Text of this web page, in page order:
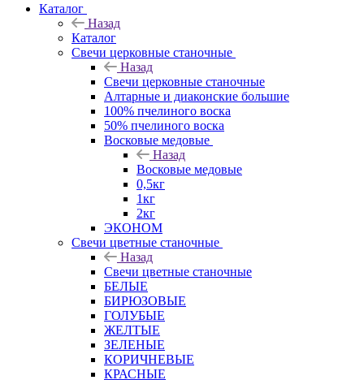
Каталог
Назад
Каталог
Свечи церковные станочные
Назад
Свечи церковные станочные
Алтарные и диаконские большие
100% пчелиного воска
50% пчелиного воска
Восковые медовые
Назад
Восковые медовые
0,5кг
1кг
2кг
ЭКОНОМ
Свечи цветные станочные
Назад
Свечи цветные станочные
БЕЛЫЕ
БИРЮЗОВЫЕ
ГОЛУБЫЕ
ЖЕЛТЫЕ
ЗЕЛЕНЫЕ
КОРИЧНЕВЫЕ
КРАСНЫЕ